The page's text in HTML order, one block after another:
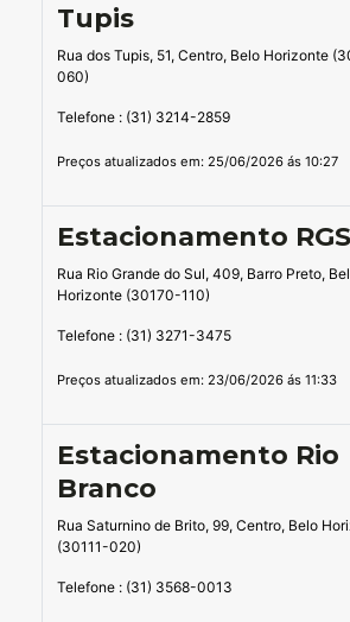
Tupis
Rua dos Tupis, 51, Centro, Belo Horizonte
060)
Telefone : (31) 3214-2859
Preços atualizados em: 25/06/2026 ás 10:27
Estacionamento RGS
Rua Rio Grande do Sul, 409, Barro Preto,
Horizonte (30170-110)
Telefone : (31) 3271-3475
Preços atualizados em: 23/06/2026 ás 11:33
Estacionamento Rio
Branco
Rua Saturnino de Brito, 99, Centro, Belo
(30111-020)
Telefone : (31) 3568-0013